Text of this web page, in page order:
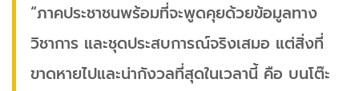
“ภาคประชาชนพร้อมที่จะพูดคุยด้วยข้อมูลทาง
วิชาการ และชุดประสบการณ์จริงเสมอ แต่สิ่งที่
ขาดหายไปและน่ากังวลที่สุดในเวลานี้ คือ บนโต๊ะ